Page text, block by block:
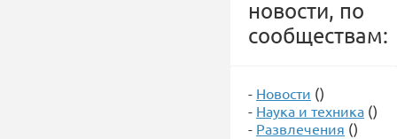
новости, по
сообществам:
- Новости ()
- Наука и техника ()
- Развлечения ()